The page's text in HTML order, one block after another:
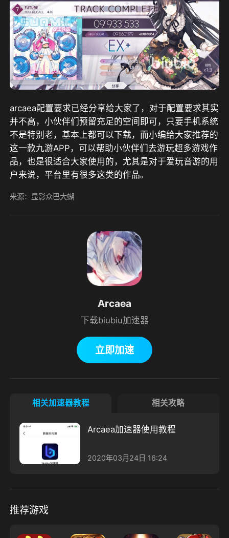
arcaea配置要求已经分享给大家了，对于配置要求其实
并不高，小伙伴们预留充足的空间即可，只要手机系统
不是特别老，基本上都可以下载，而小编给大家推荐的
这一款九游APP，可以帮助小伙伴们去游玩超多游戏作
品，也是很适合大家使用的，尤其是对于爱玩音游的用
户来说，平台里有很多这类的作品。
来源：显影众巴大蝴
Arcaea
下载biubiu加速器
立即加速
相关加速器教程 相关攻略
Arcaea加速器使用教程
2020年03月24日 16:24
推荐游戏